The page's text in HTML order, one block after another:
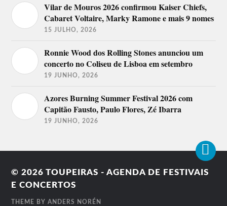
Vilar de Mouros 2026 confirmou Kaiser Chiefs,
Cabaret Voltaire, Marky Ramone e mais 9 nomes
15 JULHO, 2026
Ronnie Wood dos Rolling Stones anunciou um
concerto no Coliseu de Lisboa em setembro
19 JUNHO, 2026
Azores Burning Summer Festival 2026 com
Capitão Fausto, Paulo Flores, Zé Ibarra
19 JUNHO, 2026
© 2026TOUPEIRAS - AGENDA DE FESTIVAIS
E CONCERTOS
THEME BYANDERS NORÉN